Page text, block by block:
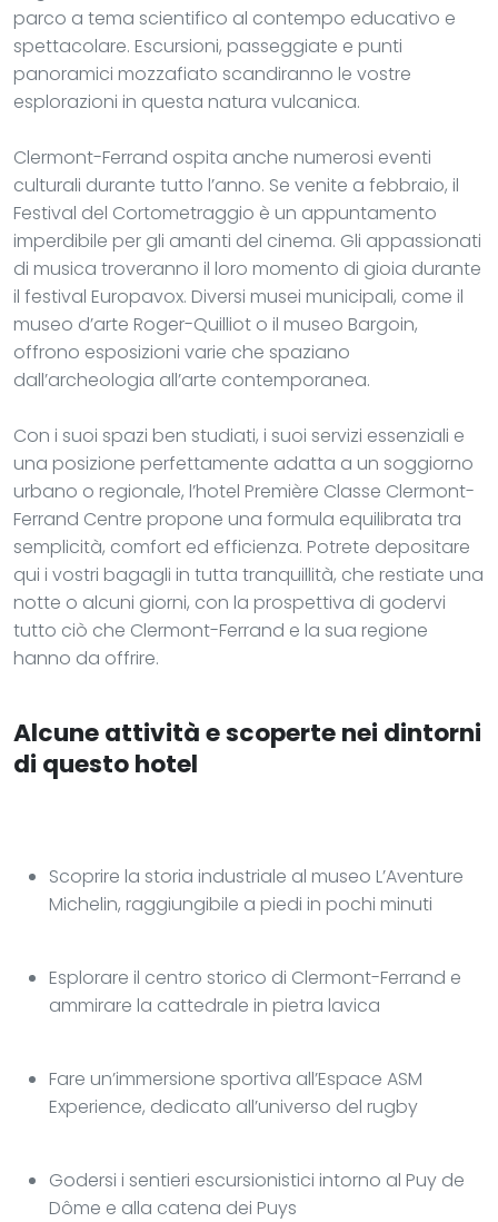
parco a tema scientifico al contempo educativo e
spettacolare. Escursioni, passeggiate e punti
panoramici mozzafiato scandiranno le vostre
esplorazioni in questa natura vulcanica.
Clermont-Ferrand ospita anche numerosi eventi
culturali durante tutto l’anno. Se venite a febbraio, il
Festival del Cortometraggio è un appuntamento
imperdibile per gli amanti del cinema. Gli appassionati
di musica troveranno il loro momento di gioia durante
il festival Europavox. Diversi musei municipali, come il
museo d’arte Roger-Quilliot o il museo Bargoin,
offrono esposizioni varie che spaziano
dall’archeologia all’arte contemporanea.
Con i suoi spazi ben studiati, i suoi servizi essenziali e
una posizione perfettamente adatta a un soggiorno
urbano o regionale, l’hotel Première Classe Clermont-
Ferrand Centre propone una formula equilibrata tra
semplicità, comfort ed efficienza. Potrete depositare
qui i vostri bagagli in tutta tranquillità, che restiate una
notte o alcuni giorni, con la prospettiva di godervi
tutto ciò che Clermont-Ferrand e la sua regione
hanno da offrire.
Alcune attività e scoperte nei dintorni
di questo hotel
Scoprire la storia industriale al museo L’Aventure
Michelin, raggiungibile a piedi in pochi minuti
Esplorare il centro storico di Clermont-Ferrand e
ammirare la cattedrale in pietra lavica
Fare un’immersione sportiva all’Espace ASM
Experience, dedicato all’universo del rugby
Godersi i sentieri escursionistici intorno al Puy de
Dôme e alla catena dei Puys